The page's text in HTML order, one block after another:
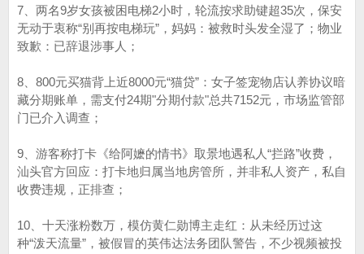
7、两名9岁女孩被困电梯2小时，轮流按求助键超35次，保安
无动于衷称“别再按电梯玩”，妈妈：被救时头发全湿了；物业
致歉：已辞退涉事人；
8、800元买猫背上近8000元“猫贷”：女子签宠物店认养协议暗
藏分期账单，需支付24期"分期付款"总共7152元，市场监管部
门已介入调查；
9、游客称打卡《给阿嬷的情书》取景地遇私人“拦路”收费，
汕头官方回应：打卡地归属当地房管所，并非私人资产，私自
收费违规，正排查；
10、十天涨粉数万，模仿黄仁勋博主走红：从未经历过这
种“泼天流量”，被假冒的英伟达法务团队警告，不少视频被投